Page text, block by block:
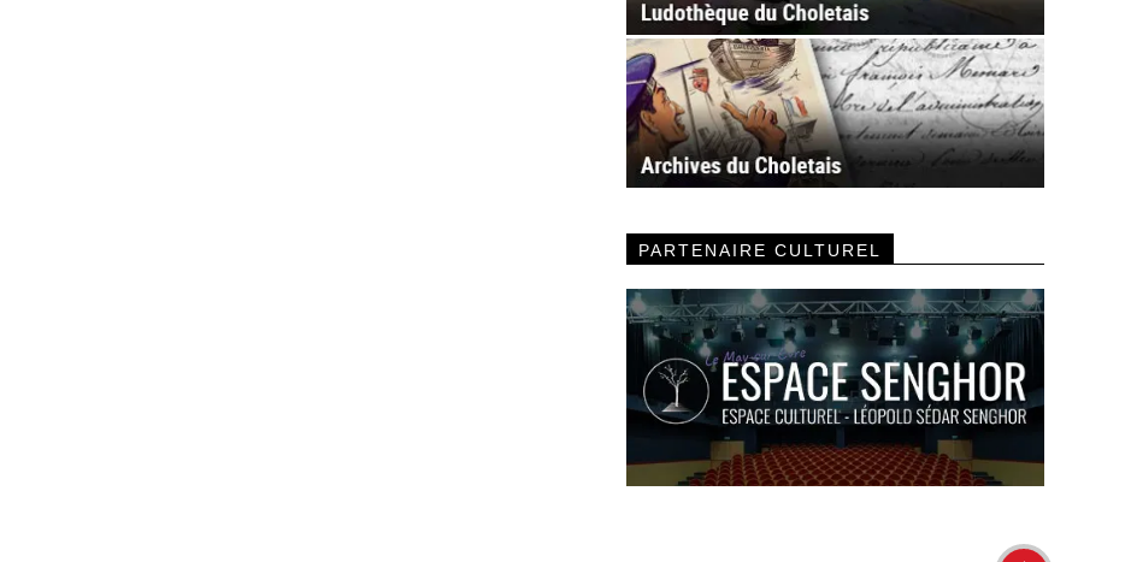
PARTENAIRE CULTUREL